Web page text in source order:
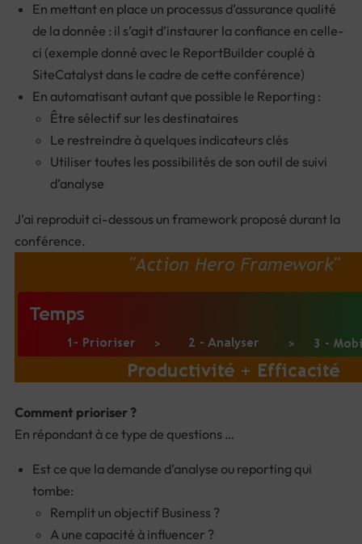
En mettant en place un processus d’assurance qualité
de la donnée : il s’agit d’instaurer la confiance en celle-
ci (exemple donné avec le ReportBuilder couplé à
SiteCatalyst dans le cadre de cette conférence)
En automatisant autant que possible le Reporting :
Être sélectif sur les destinataires
Le restreindre à quelques indicateurs clés
Utiliser toutes les possibilités de son outil de suivi
d’analyse
J’ai reproduit ci-dessous un framework proposé durant la
conférence.
Comment prioriser ?
En répondant à ce type de questions …
Est ce que la demande d’analyse ou reporting qui
tombe:
Remplit un objectif Business ?
A une capacité à influencer ?